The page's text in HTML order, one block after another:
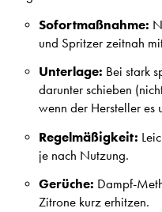
Sofortmaßnahme:
und Spritzer zeitnah
Unterlage: Bei stark
darunter schieben
wenn der Hersteller es
Regelmäßigkeit:
je nach Nutzung.
Gerüche: Dampf-
Zitrone kurz erhitzen.